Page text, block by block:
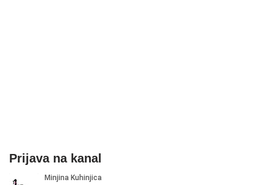
Prijava na kanal